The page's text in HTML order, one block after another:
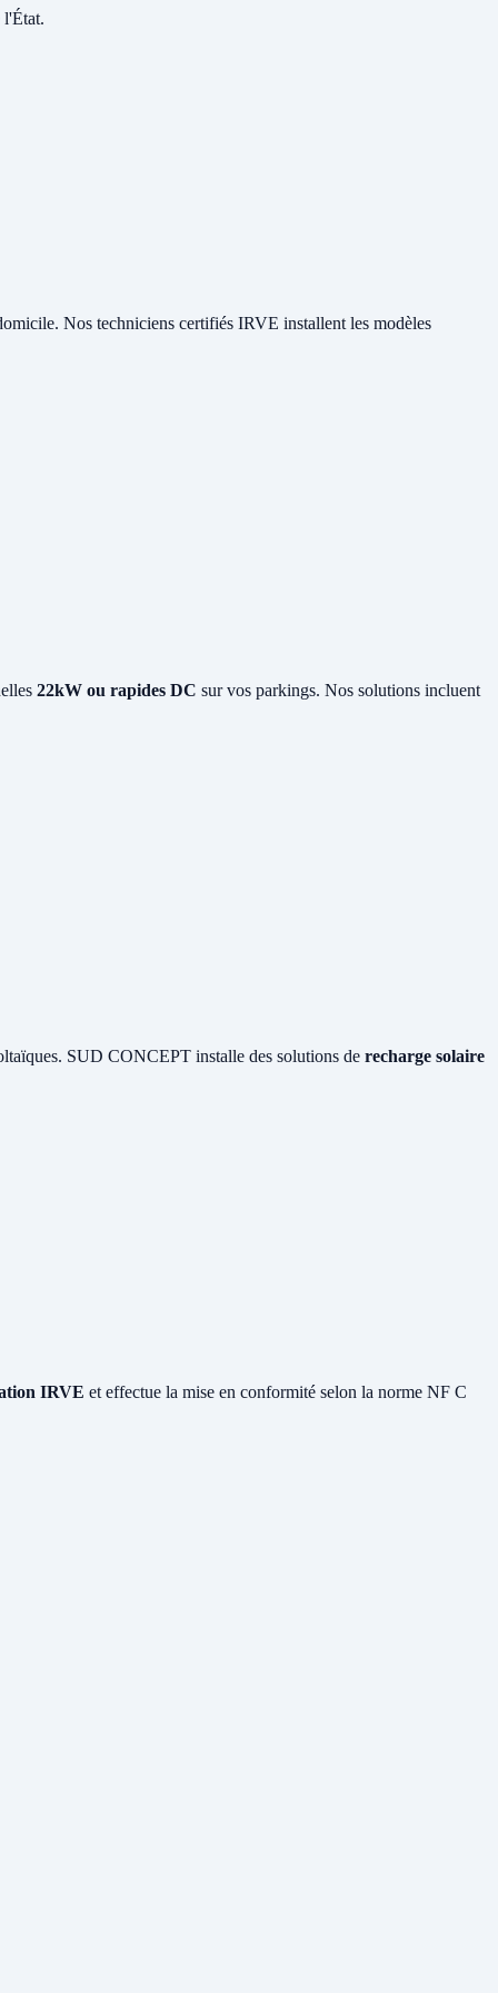
l'État.
Nos techniciens certifiés IRVE installent les modèles
22kW ou rapides DC sur vos parkings. Nos solutions incluent
SUD CONCEPT installe des solutions de recharge solaire
IRVE et effectue la mise en conformité selon la norme NF C